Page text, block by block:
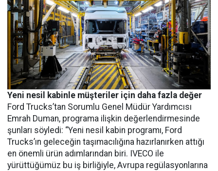
Yeni nesil kabinle müşteriler için daha fazla değer
Ford Trucks’tan Sorumlu Genel Müdür Yardımcısı
Emrah Duman, programa ilişkin değerlendirmesinde
şunları söyledi: “Yeni nesil kabin programı, Ford
Trucks’ın geleceğin taşımacılığına hazırlanırken attığı
en önemli ürün adımlarından biri. IVECO ile
yürüttüğümüz bu iş birliğiyle, Avrupa regülasyonlarına